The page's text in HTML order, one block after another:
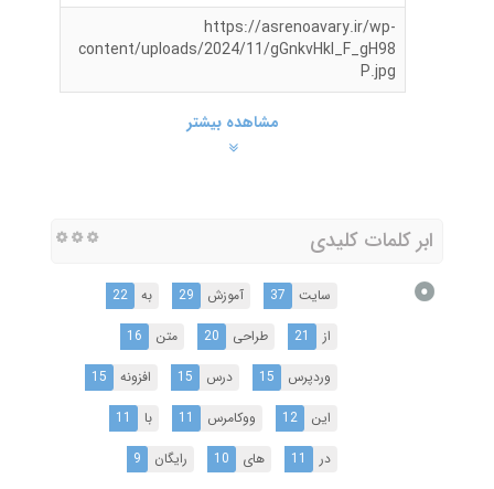
https://asrenoavary.ir/wp-
content/uploads/2024/11/gGnkvHkl_F_gH98
P.jpg
مشاهده بیشتر
ابر کلمات کلیدی
سایت 37 آموزش 29 به
22
از
21 طراحی 20 متن
16
وردپرس
15 درس 15 افزونه
15
این
12 ووکامرس 11 با
11
در
11 های 10 رایگان 9